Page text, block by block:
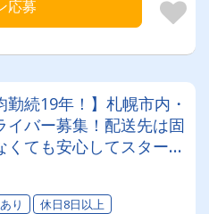
応募
勤続19年！】札幌市内・
バー募集！配送先は固
ても安心してスタート
休みのシフト制でワー
長く活躍できます◎
り 休日8日以上